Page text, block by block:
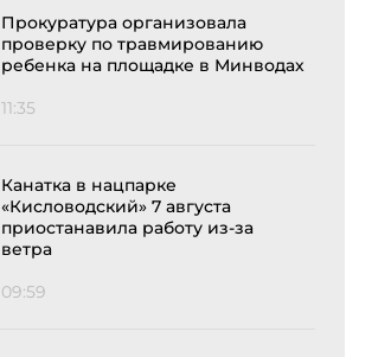
Прокуратура организовала
проверку по травмированию
ребенка на площадке в Минводах
11:35
Канатка в нацпарке
«Кисловодский» 7 августа
приостанавила работу из-за
ветра
09:59